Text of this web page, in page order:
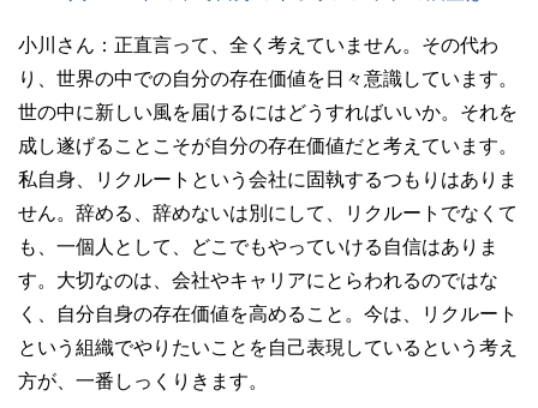
小川さん： 正直言って、全く考えていません。その代わ
り、世界の中での自分の存在価値を日々意識しています。
世の中に新しい風を届けるにはどうすればいいか。それを
成し遂げることこそが自分の存在価値だと考えています。
私自身、リクルートという会社に固執するつもりはありま
せん。辞める、辞めないは別にして、リクルートでなくて
も、一個人として、どこでもやっていける自信はありま
す。大切なのは、会社やキャリアにとらわれるのではな
く、自分自身の存在価値を高めること。今は、リクルート
という組織でやりたいことを自己表現しているという考え
方が、一番しっくりきます。